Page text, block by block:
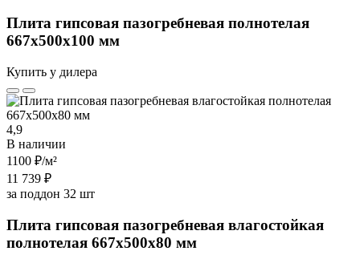
Плита гипсовая пазогребневая полнотелая
667х500х100 мм
Купить у дилера
4,9
В наличии
1100 ₽/м²
11 739 ₽
за поддон 32 шт
Плита гипсовая пазогребневая влагостойкая
полнотелая 667х500х80 мм